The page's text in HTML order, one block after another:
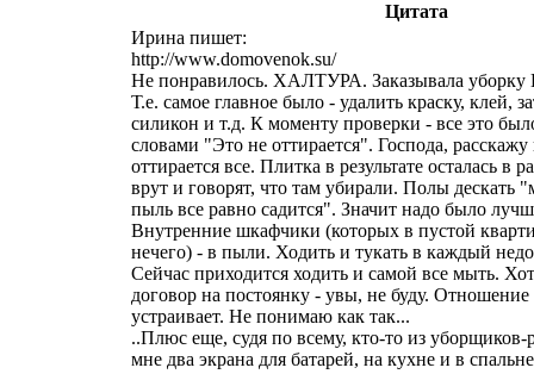
Цитата
Ирина пишет:
http://www.domovenok.su/
Не понравилось. ХАЛТУРА. Заказывала
Т.е. самое главное было - удалить краску, клей,
силикон и т.д. К моменту проверки - все это
словами "Это не оттирается". Господа, расскажу
оттирается все. Плитка в результате осталась в
врут и говорят, что там убирали. Полы дескать
пыль все равно садится". Значит надо было
Внутренние шкафчики (которых в пустой
нечего) - в пыли. Ходить и тукать в каждый
Сейчас приходится ходить и самой все мыть.
договор на постоянку - увы, не буду. Отношение
устраивает. Не понимаю как так...
..Плюс еще, судя по всему, кто-то из уборщиков-
мне два экрана для батарей, на кухне и в